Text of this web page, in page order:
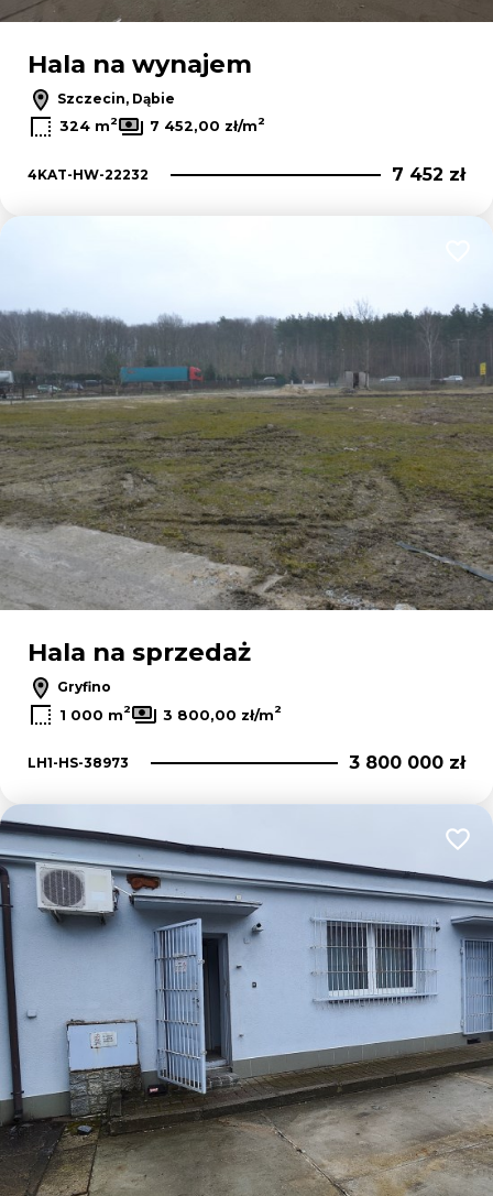
Hala na wynajem
Szczecin, Dąbie
324 m2 7 452,00 zł/m2
4KAT-HW-22232 7 452 zł
Hala na sprzedaż
Gryfino
1 000 m2 3 800,00 zł/m2
LH1-HS-38973 3 800 000 zł